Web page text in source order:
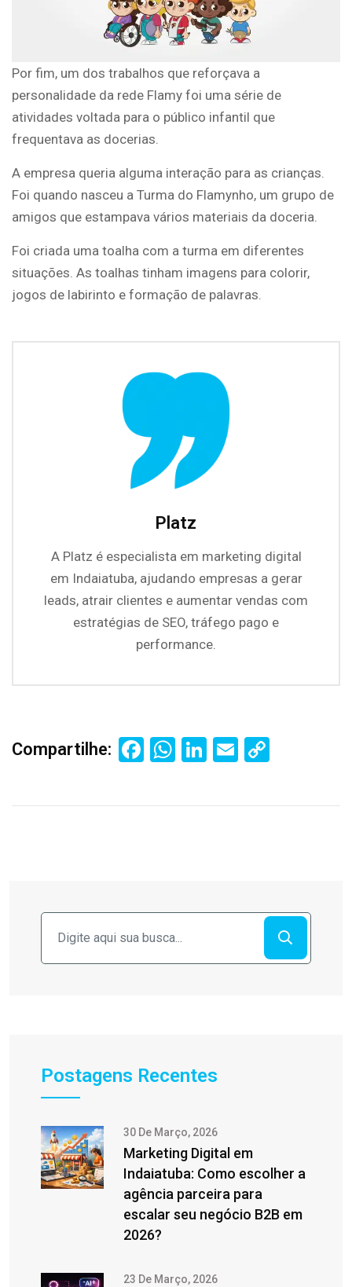
Por fim, um dos trabalhos que reforçava a
personalidade da rede Flamy foi uma série de
atividades voltada para o público infantil que
frequentava as docerias.
A empresa queria alguma interação para as crianças.
Foi quando nasceu a Turma do Flamynho, um grupo de
amigos que estampava vários materiais da doceria.
Foi criada uma toalha com a turma em diferentes
situações. As toalhas tinham imagens para colorir,
jogos de labirinto e formação de palavras.
Platz
A Platz é especialista em marketing digital
em Indaiatuba, ajudando empresas a gerar
leads, atrair clientes e aumentar vendas com
estratégias de SEO, tráfego pago e
performance.
Compartilhe: Facebook
WhatsApp
LinkedIn
Email
Postagens Recentes
30 De Março, 2026
Marketing Digital em
Indaiatuba: Como escolher a
agência parceira para
escalar seu negócio B2B em
2026?
23 De Março, 2026